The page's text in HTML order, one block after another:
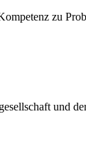
zu
und